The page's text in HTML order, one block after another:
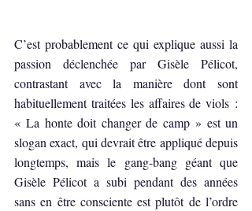
C’est probablement ce qui explique aussi la
passion déclenchée par Gisèle Pélicot,
contrastant avec la manière dont sont
habituellement traitées les affaires de viols :
« La honte doit changer de camp » est un
slogan exact, qui devrait être appliqué depuis
longtemps, mais le gang-bang géant que
Gisèle Pélicot a subi pendant des années
sans en être consciente est plutôt de l’ordre